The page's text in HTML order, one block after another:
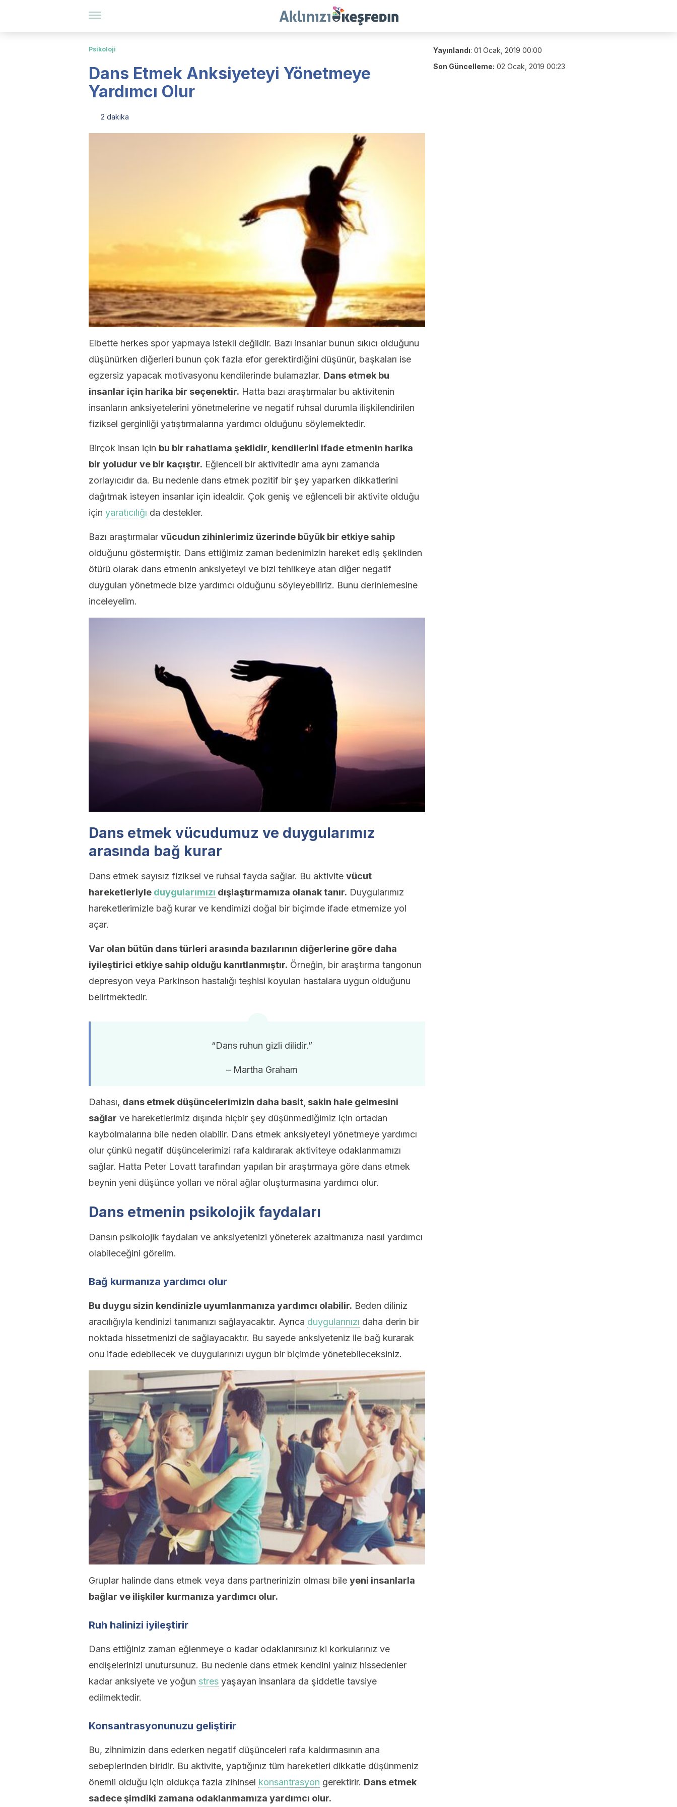
Psikoloji
Dans Etmek Anksiyeteyi Yönetmeye
Yardımcı Olur
2 dakika
Elbette herkes spor yapmaya istekli değildir. Bazı insanlar bunun sıkıcı olduğunu
düşünürken diğerleri bunun çok fazla efor gerektirdiğini düşünür, başkaları ise
egzersiz yapacak motivasyonu kendilerinde bulamazlar. Dans etmek bu
insanlar için harika bir seçenektir. Hatta bazı araştırmalar bu aktivitenin
insanların anksiyetelerini yönetmelerine ve negatif ruhsal durumla ilişkilendirilen
fiziksel gerginliği yatıştırmalarına yardımcı olduğunu söylemektedir.
Birçok insan için bu bir rahatlama şeklidir, kendilerini ifade etmenin harika
bir yoludur ve bir kaçıştır. Eğlenceli bir aktivitedir ama aynı zamanda
zorlayıcıdır da. Bu nedenle dans etmek pozitif bir şey yaparken dikkatlerini
dağıtmak isteyen insanlar için idealdir. Çok geniş ve eğlenceli bir aktivite olduğu
için yaratıcılığı da destekler.
Bazı araştırmalar vücudun zihinlerimiz üzerinde büyük bir etkiye sahip
olduğunu göstermiştir. Dans ettiğimiz zaman bedenimizin hareket ediş şeklinden
ötürü olarak dans etmenin anksiyeteyi ve bizi tehlikeye atan diğer negatif
duyguları yönetmede bize yardımcı olduğunu söyleyebiliriz. Bunu derinlemesine
inceleyelim.
Dans etmek vücudumuz ve duygularımız
arasında bağ kurar
Dans etmek sayısız fiziksel ve ruhsal fayda sağlar. Bu aktivite vücut
hareketleriyle duygularımızı dışlaştırmamıza olanak tanır. Duygularımız
hareketlerimizle bağ kurar ve kendimizi doğal bir biçimde ifade etmemize yol
açar.
Var olan bütün dans türleri arasında bazılarının diğerlerine göre daha
iyileştirici etkiye sahip olduğu kanıtlanmıştır. Örneğin, bir araştırma tangonun
depresyon veya Parkinson hastalığı teşhisi koyulan hastalara uygun olduğunu
belirtmektedir.
“Dans ruhun gizli dilidir.”
– Martha Graham
Dahası, dans etmek düşüncelerimizin daha basit, sakin hale gelmesini
sağlar ve hareketlerimiz dışında hiçbir şey düşünmediğimiz için ortadan
kaybolmalarına bile neden olabilir. Dans etmek anksiyeteyi yönetmeye yardımcı
olur çünkü negatif düşüncelerimizi rafa kaldırarak aktiviteye odaklanmamızı
sağlar. Hatta Peter Lovatt tarafından yapılan bir araştırmaya göre dans etmek
beynin yeni düşünce yolları ve nöral ağlar oluşturmasına yardımcı olur.
Dans etmenin psikolojik faydaları
Dansın psikolojik faydaları ve anksiyetenizi yöneterek azaltmanıza nasıl yardımcı
olabileceğini görelim.
Bağ kurmanıza yardımcı olur
Bu duygu sizin kendinizle uyumlanmanıza yardımcı olabilir. Beden diliniz
aracılığıyla kendinizi tanımanızı sağlayacaktır. Ayrıca duygularınızı daha derin bir
noktada hissetmenizi de sağlayacaktır. Bu sayede anksiyeteniz ile bağ kurarak
onu ifade edebilecek ve duygularınızı uygun bir biçimde yönetebileceksiniz.
Gruplar halinde dans etmek veya dans partnerinizin olması bile yeni insanlarla
bağlar ve ilişkiler kurmanıza yardımcı olur.
Ruh halinizi iyileştirir
Dans ettiğiniz zaman eğlenmeye o kadar odaklanırsınız ki korkularınız ve
endişelerinizi unutursunuz. Bu nedenle dans etmek kendini yalnız hissedenler
kadar anksiyete ve yoğun stres yaşayan insanlara da şiddetle tavsiye
edilmektedir.
Konsantrasyonunuzu geliştirir
Bu, zihnimizin dans ederken negatif düşünceleri rafa kaldırmasının ana
sebeplerinden biridir. Bu aktivite, yaptığınız tüm hareketleri dikkatle düşünmeniz
önemli olduğu için oldukça fazla zihinsel konsantrasyon gerektirir. Dans etmek
sadece şimdiki zamana odaklanmamıza yardımcı olur.
Yayınlandı: 01 Ocak, 2019 00:00
Son Güncelleme: 02 Ocak, 2019 00:23